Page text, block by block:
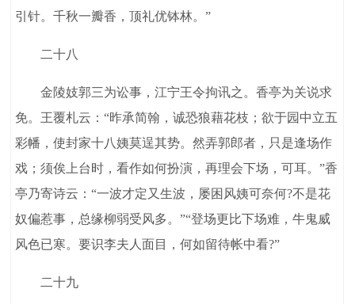
引针。千秋一瓣香，顶礼优钵林。”
二十八
金陵妓郭三为讼事，江宁王令拘讯之。香亭为关说求
免。王覆札云：“昨承简翰，诚恐狼藉花枝；欲于园中立五
彩幡，使封家十八姨莫逞其势。然弄郭郎者，只是逢场作
戏；须俟上台时，看作如何扮演，再理会下场，可耳。”香
亭乃寄诗云：“一波才定又生波，屡困风姨可奈何?不是花
奴偏惹事，总缘柳弱受风多。”“登场更比下场难，牛鬼威
风色已寒。要识李夫人面目，何如留待帐中看?”
二十九